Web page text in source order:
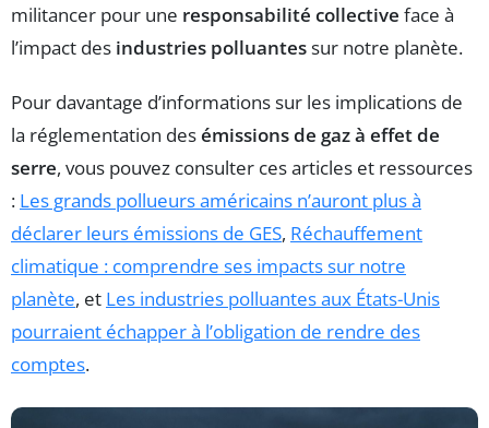
militancer pour une responsabilité collective face à
l’impact des industries polluantessur notre planète.
Pour davantage d’informations sur les implications de
la réglementation desémissions de gaz à effet de
serre, vous pouvez consulter ces articles et ressources
: Les grands pollueurs américains n’auront plus à
déclarer leurs émissions de GES, Réchauffement
climatique : comprendre ses impacts sur notre
planète, et Les industries polluantes aux États-Unis
pourraient échapper à l’obligation de rendre des
comptes.